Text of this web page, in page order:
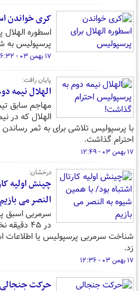
کری خواندن
اسطوره
پرسپولیس به
۱۷ بهمن ۰۳ - ۱۶:۳۲
پایان رافت:
الهلال نیمه
مهاجم سابق
الهلال که در
با پرسپولیس تلاشی برای به ثمر رساندن
احترام گذاشت.
۱۷ بهمن ۰۳ - ۱۲:۴۹
درخشان:
چینش اولیه
النصر می بازیم
سرمربی اسبق
در ۴۵
شناخت سرمربی پرسپولیس یا اطلاعات
زد.
۱۷ بهمن ۰۳ - ۱۲:۳۶
حرکت جنجالی